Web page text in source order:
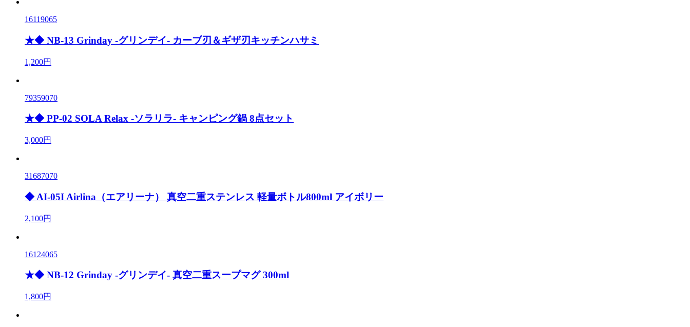
16119065
★◆ NB-13 Grinday -グリンデイ- カーブ刃＆ギザ刃キッチンハサミ
1,200円
79359070
★◆ PP-02 SOLA Relax -ソラリラ- キャンピング鍋 8点セット
3,000円
31687070
◆ AI-05I Airlina（エアリーナ） 真空二重ステンレス 軽量ボトル800ml アイボリー
2,100円
16124065
★◆ NB-12 Grinday -グリンデイ- 真空二重スープマグ 300ml
1,800円